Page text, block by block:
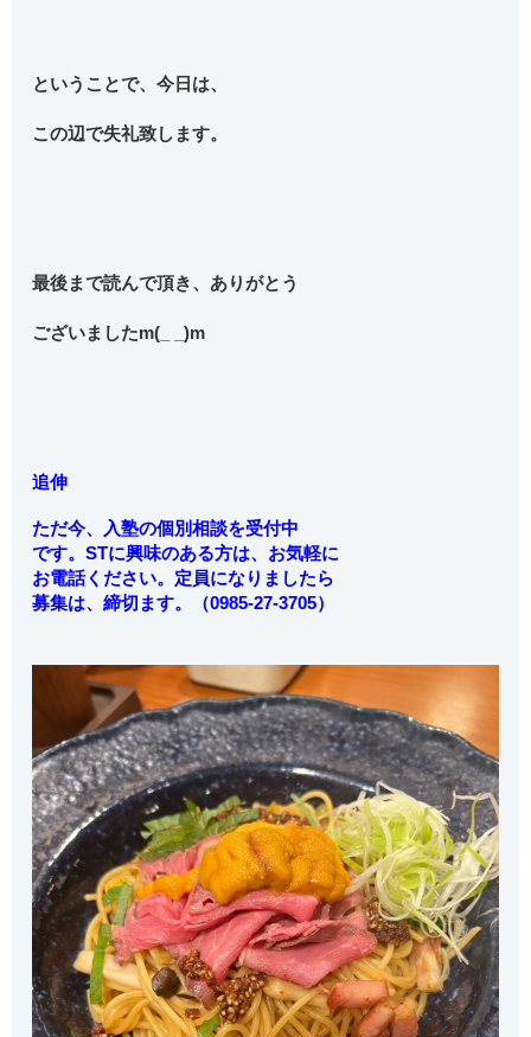
ということで、今日は、
この辺で失礼致します。
最後まで読んで頂き、ありがとう
ございましたm(_ _)m
追伸
ただ今、入塾の個別相談を受付中
です。STに興味のある方は、お気軽に
お電話ください。定員になりましたら
募集は、締切ます。（0985-27-3705）